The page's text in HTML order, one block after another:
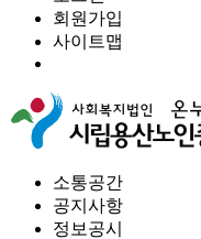
회원가입
사이트맵
소통공간
공지사항
정보공시